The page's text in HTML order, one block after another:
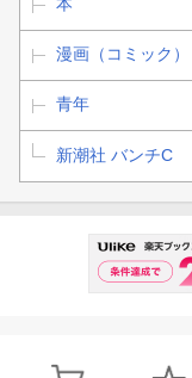
本
漫画（コミック）
青年
新潮社 バンチC